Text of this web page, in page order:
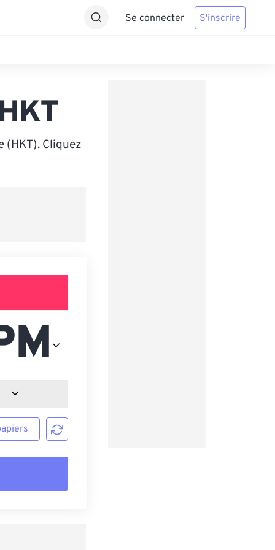
Se connecter S'inscrire
(HKT). Cliquez